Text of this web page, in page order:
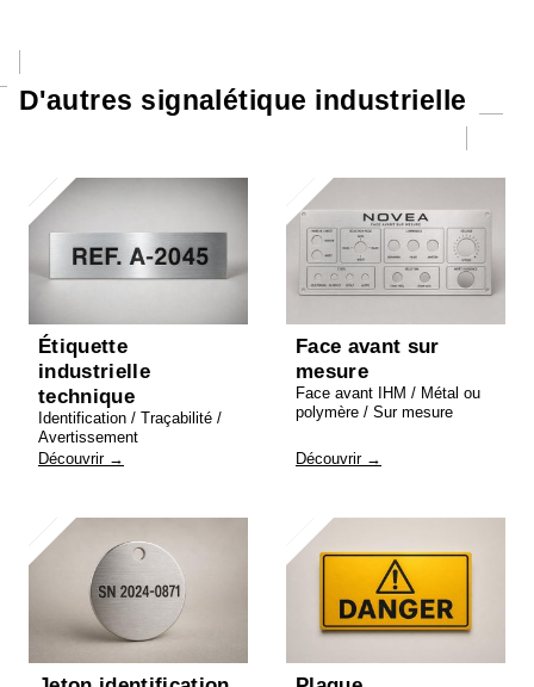
D'autres signalétique industrielle
Étiquette
industrielle
technique
Identification / Traçabilité /
Avertissement
Découvrir →
Face avant sur
mesure
Face avant IHM / Métal ou
polymère / Sur mesure
Découvrir →